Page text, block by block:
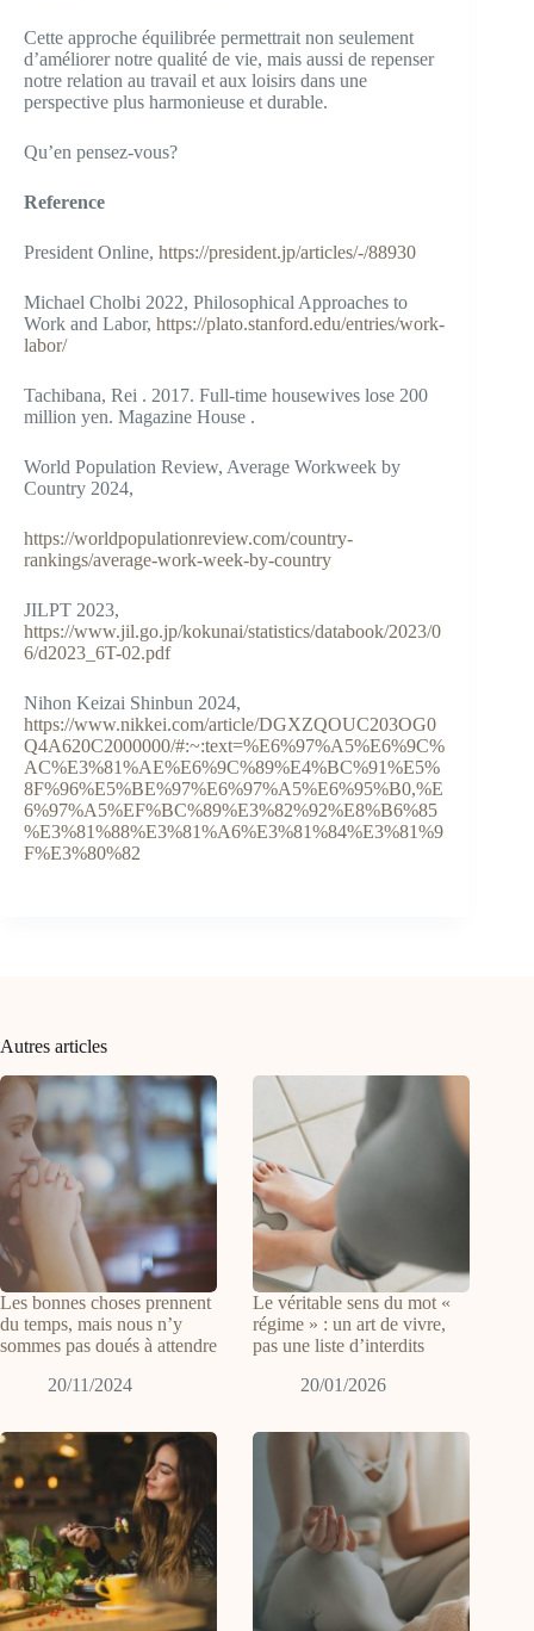
Cette approche équilibrée permettrait non seulement
d’améliorer notre qualité de vie, mais aussi de repenser
notre relation au travail et aux loisirs dans une
perspective plus harmonieuse et durable.
Qu’en pensez-vous?
Reference
President Online, https://president.jp/articles/-/88930
Michael Cholbi 2022, Philosophical Approaches to
Work and Labor, https://plato.stanford.edu/entries/work-
labor/
Tachibana, Rei . 2017. Full-time housewives lose 200
million yen. Magazine House .
World Population Review, Average Workweek by
Country 2024,
https://worldpopulationreview.com/country-
rankings/average-work-week-by-country
JILPT 2023,
https://www.jil.go.jp/kokunai/statistics/databook/2023/0
6/d2023_6T-02.pdf
Nihon Keizai Shinbun 2024,
https://www.nikkei.com/article/DGXZQOUC203OG0
Q4A620C2000000/#:~:text=%E6%97%A5%E6%9C%
AC%E3%81%AE%E6%9C%89%E4%BC%91%E5%
8F%96%E5%BE%97%E6%97%A5%E6%95%B0,%E
6%97%A5%EF%BC%89%E3%82%92%E8%B6%85
%E3%81%88%E3%81%A6%E3%81%84%E3%81%9
F%E3%80%82
Autres articles
Les bonnes choses prennent
du temps, mais nous n’y
sommes pas doués à attendre
20/11/2024
Le véritable sens du mot «
régime » : un art de vivre,
pas une liste d’interdits
20/01/2026